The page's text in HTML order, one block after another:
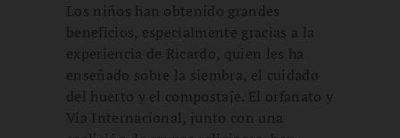
Los niños han obtenido grandes
beneficios, especialmente gracias a la
experiencia de Ricardo, quien les ha
enseñado sobre la siembra, el cuidado
del huerto y el compostaje. El orfanato y
Vía Internacional, junto con una